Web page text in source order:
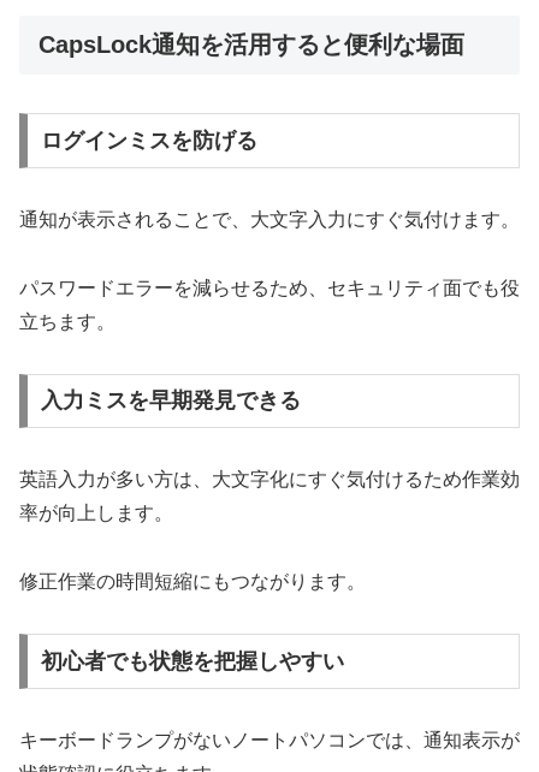
CapsLock通知を活用すると便利な場面
ログインミスを防げる
通知が表示されることで、大文字入力にすぐ気付けます。
パスワードエラーを減らせるため、セキュリティ面でも役
立ちます。
入力ミスを早期発見できる
英語入力が多い方は、大文字化にすぐ気付けるため作業効
率が向上します。
修正作業の時間短縮にもつながります。
初心者でも状態を把握しやすい
キーボードランプがないノートパソコンでは、通知表示が